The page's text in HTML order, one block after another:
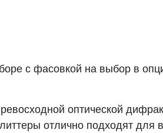
с фасовкой на выбор в
оптической
отлично подходят